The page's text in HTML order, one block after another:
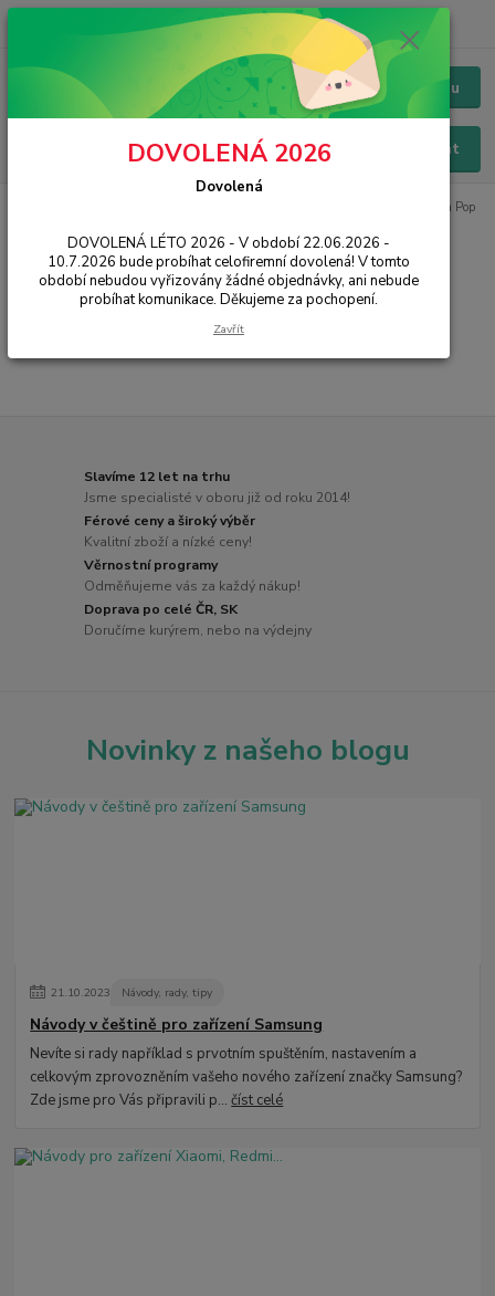
Menu
Hledat
Chat / Online podpora - 24/7
pouzdra Pop
pouzdra Pop It
Slavíme 12 let na trhu
Jsme specialisté v oboru již od roku 2014!
Férové ceny a široký výběr
Kvalitní zboží a nízké ceny!
Věrnostní programy
Odměňujeme vás za každý nákup!
Doprava po celé ČR, SK
Doručíme kurýrem, nebo na výdejny
Novinky z našeho blogu
21.10.2023 Návody, rady, tipy
Návody v češtině pro zařízení Samsung
Nevíte si rady například s prvotním spuštěním, nastavením a
celkovým zprovozněním vašeho nového zařízení značky Samsung?
Zde jsme pro Vás připravili p...číst celé
DOVOLENÁ 2026
Dovolená
DOVOLENÁ LÉTO 2026 - V období 22.06.2026 -
10.7.2026 bude probíhat celofiremní dovolená! V tomto
období nebudou vyřizovány žádné objednávky, ani nebude
probíhat komunikace. Děkujeme za pochopení.
Zavřít